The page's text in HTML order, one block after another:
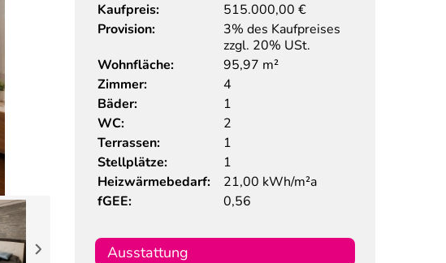
Kaufpreis:
515.000,00 €
Provision:
3% des Kaufpreises
zzgl. 20% USt.
Wohnfläche:
95,97 m²
Zimmer:
4
Bäder:
1
WC:
2
Terrassen:
1
Stellplätze:
1
Heizwärmebedarf:
21,00 kWh/m²a
fGEE:
0,56
Ausstattung